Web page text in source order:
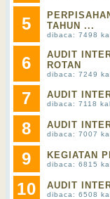
5
TAHUN ...
dibaca: 7498
6
AUDIT
ROTAN
dibaca: 7249
7 AUDIT
dibaca: 7118
8 AUDIT
dibaca: 7007
9 KEGIATAN
dibaca: 6815
10 AUDIT
dibaca: 6508